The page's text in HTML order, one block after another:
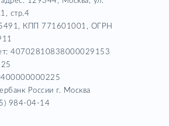
стр.4
КПП 771601001, ОГРН
40702810838000029153
России г. Москва
984-04-14